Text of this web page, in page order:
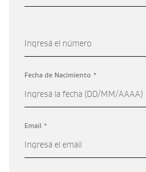
Fecha de Nacimiento *
Email *